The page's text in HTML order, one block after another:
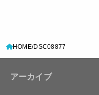
HOME DSC08877
アーカイブ